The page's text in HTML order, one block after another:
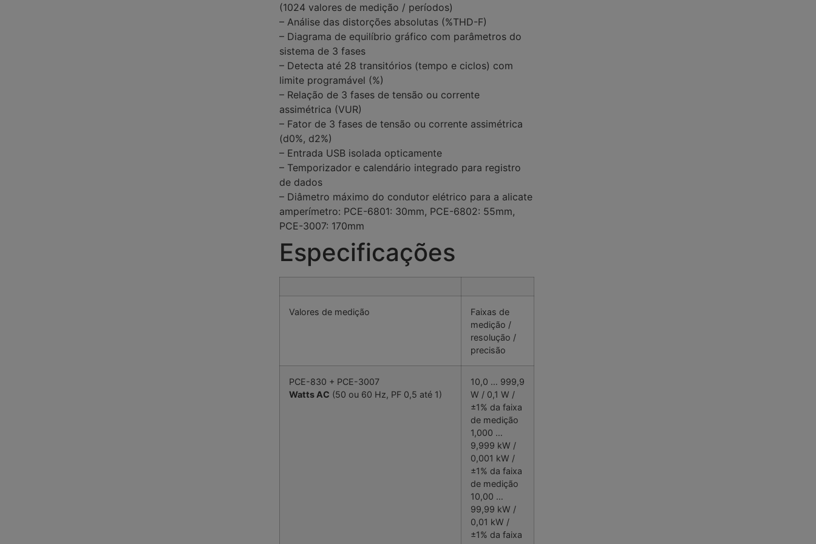
(1024 valores de medição / períodos)
– Análise das distorções absolutas (%THD-F)
– Diagrama de equilíbrio gráfico com parâmetros do
sistema de 3 fases
– Detecta até 28 transitórios (tempo e ciclos) com
limite programável (%)
– Relação de 3 fases de tensão ou corrente
assimétrica (VUR)
– Fator de 3 fases de tensão ou corrente assimétrica
(d0%, d2%)
– Entrada USB isolada opticamente
– Temporizador e calendário integrado para registro
de dados
– Diâmetro máximo do condutor elétrico para a alicate
amperímetro: PCE-6801: 30mm, PCE-6802: 55mm,
PCE-3007: 170mm
Especificações
Valores de medição
Faixas de
medição /
resolução /
precisão
PCE-830 + PCE-3007
Watts AC (50 ou 60 Hz, PF 0,5 até 1)
10,0 … 999,9
W / 0,1 W /
±1% da faixa
de medição
1,000 …
9,999 kW /
0,001 kW /
±1% da faixa
de medição
10,00 …
99,99 kW /
0,01 kW /
±1% da faixa